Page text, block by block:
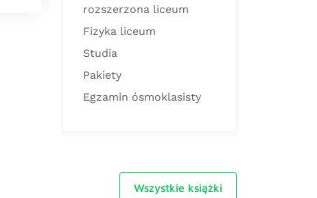
rozszerzona liceum
Fizyka liceum
Studia
Pakiety
Egzamin ósmoklasisty
Wszystkie książki